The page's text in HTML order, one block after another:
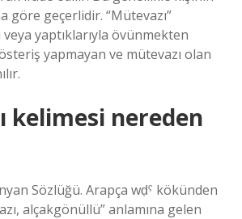
göre geçerlidir. “Mütevazı”
yaptıklarıyla övünmekten
yapmayan ve mütevazı olan
kelimesi nereden
Sözlüğü. Arapça wḍˁ kökünden
alçakgönüllü” anlamına gelen